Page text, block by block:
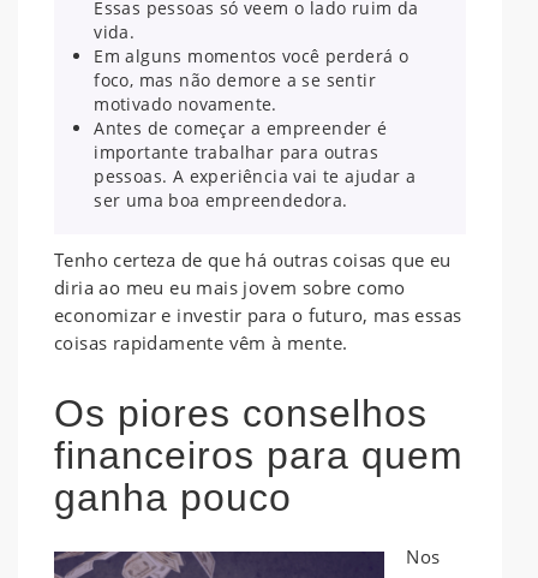
Essas pessoas só veem o lado ruim da
vida.
Em alguns momentos você perderá o
foco, mas não demore a se sentir
motivado novamente.
Antes de começar a empreender é
importante trabalhar para outras
pessoas. A experiência vai te ajudar a
ser uma boa empreendedora.
Tenho certeza de que há outras coisas que eu
diria ao meu eu mais jovem sobre como
economizar e investir para o futuro, mas essas
coisas rapidamente vêm à mente.
Os piores conselhos
financeiros para quem
ganha pouco
Nos